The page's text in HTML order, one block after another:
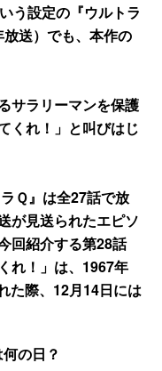
う設定の『ウルトラ
送）でも、本作の
サラリーマンを保護
くれ！」と叫びはじ
Ｑ』は全27話で放
が見送られたエピソ
回紹介する第28話
れ！」は、1967年
た際、12月14日には
の日？